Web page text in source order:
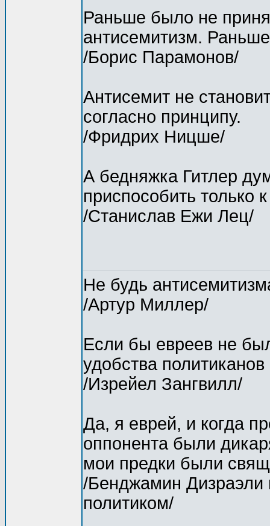
Раньше было не
антисемитизм.
/Борис Парамонов/
Антисемит не
согласно принципу.
/Фридрих Ницше/
А бедняжка Гитлер
приспособить только
/Станислав Ежи Лец/
Не будь
/Артур Миллер/
Если бы евреев не
удобства
/Изрейел Зангвилл/
Да, я еврей, и когда
оппонента были
мои предки были
/Бенджамин Дизраэли
политиком/